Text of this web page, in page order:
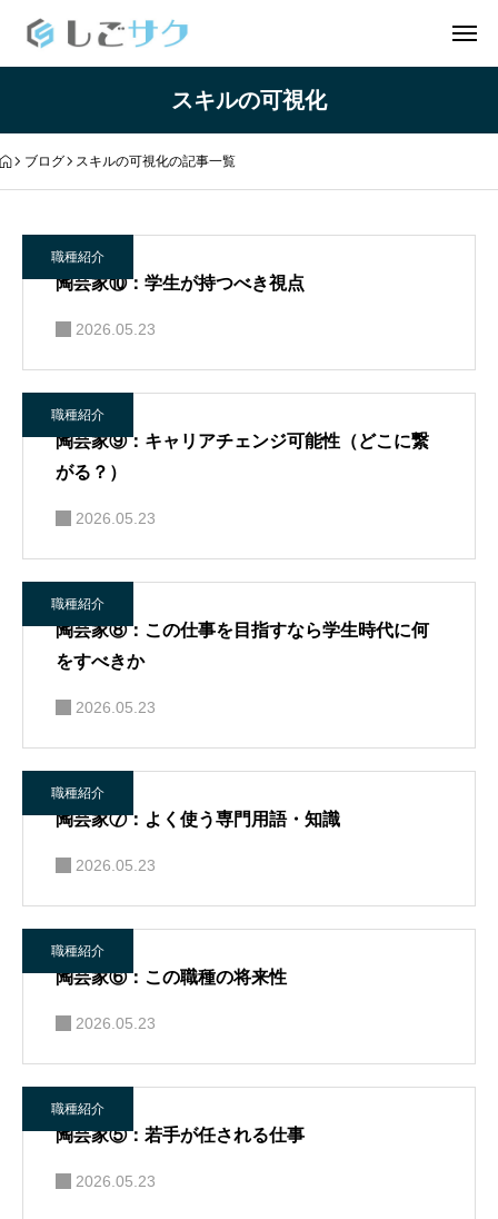
スキルの可視化
ブログ スキルの可視化の記事一覧
職種紹介
陶芸家⑩：学生が持つべき視点
2026.05.23
職種紹介
陶芸家⑨：キャリアチェンジ可能性（どこに繋
がる？）
2026.05.23
職種紹介
陶芸家⑧：この仕事を目指すなら学生時代に何
をすべきか
2026.05.23
職種紹介
陶芸家⑦：よく使う専門用語・知識
2026.05.23
職種紹介
陶芸家⑥：この職種の将来性
2026.05.23
職種紹介
陶芸家⑤：若手が任される仕事
2026.05.23